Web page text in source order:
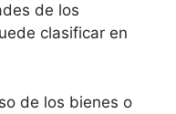
de los
clasificar en
de los bienes o